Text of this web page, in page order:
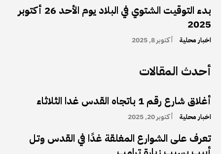
بدء التوقيت الشتوي في البلاد يوم الأحد 26 أكتوبر
2025
اخبار محلية أكتوبر 8, 2025
أحدث المقالات
أغلاق شارع رقم 1 باتجاه القدس غدا الثلاثاء
اخبار محلية أكتوبر 20, 2025
تعرف على الشوارع المغلقة غدًا في القدس وتل